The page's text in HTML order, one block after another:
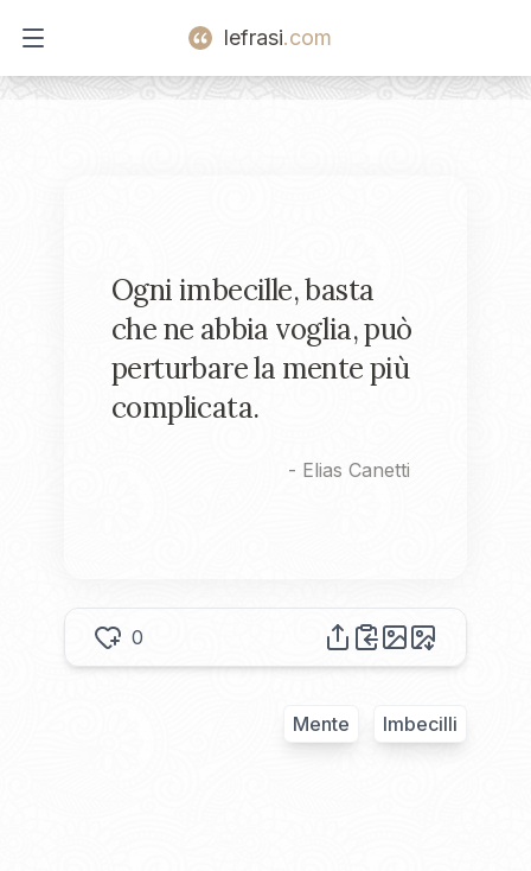
Open main menu
lefrasi.com
Ogni imbecille, basta
che ne abbia voglia, può
perturbare la mente più
complicata.
- Elias Canetti
0
Mente Imbecilli